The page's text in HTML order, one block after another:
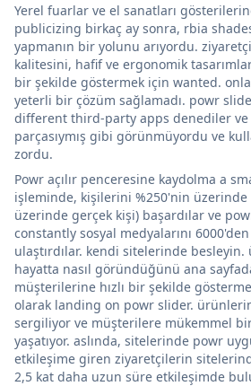
Yerel fuarlar ve el sanatları
publicizing birkaç ay sonra, rbia
yapmanın bir yolunu arıyordu.
kalitesini, hafif ve ergonomik
bir şekilde göstermek için wanted.
yeterli bir çözüm sağlamadı. powr
different third-party apps denediler
parçasıymış gibi görünmüyordu ve
zordu.
Powr açılır penceresine kaydolma a
işleminde, kişilerini %250'nin üzerinde
üzerinde gerçek kişi) başardılar ve
constantly sosyal medyalarını
ulaştırdılar. kendi sitelerinde
hayatta nasıl göründüğünü ana
müşterilerine hızlı bir şekilde
olarak landing on powr slider.
sergiliyor ve müşterilere mükemmel
yaşatıyor. aslında, sitelerinde powr
etkileşime giren ziyaretçilerin
2,5 kat daha uzun süre etkileşimde